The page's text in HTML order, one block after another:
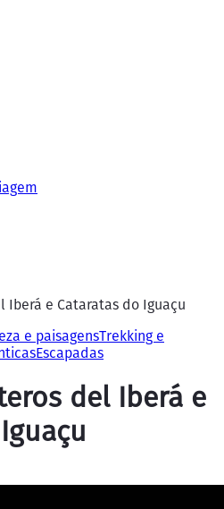
Iberá e Cataratas do Iguaçu
e paisagensTrekking e
Escapadas
del Iberá e